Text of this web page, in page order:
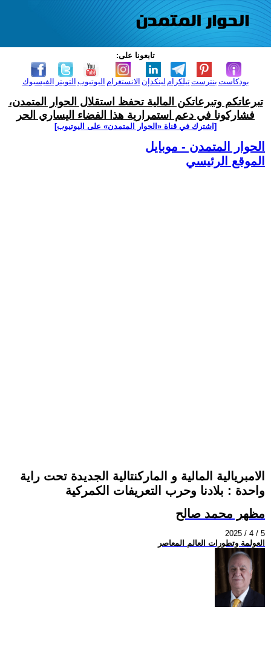
تابعونا على:
الفيسبوك التويتر اليوتيوب الانستغرام لينكدإن تيلكرامبنترست بودكاست
تبرعاتكم وتبرعاتكن المالية تحفظ استقلال الحوار المتمدن،
فشاركونا في دعم استمرارية هذا الفضاء اليساري الحر
[اشترك في قناة ‫«الحوار المتمدن» على اليوتيوب]
الحوار المتمدن - موبايل
الموقع الرئيسي
الامبريالية المالية و الماركنتالية الجديدة تحت راية
واحدة : بلادنا وحرب التعريفات الكمركية
مظهر محمد صالح
2025 / 4 / 5
العولمة وتطورات العالم المعاصر